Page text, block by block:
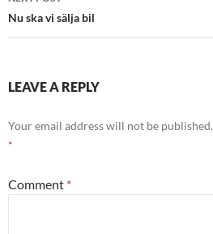
Nu ska vi sälja bil
LEAVE A REPLY
Your email address will not be published.
*
Comment *